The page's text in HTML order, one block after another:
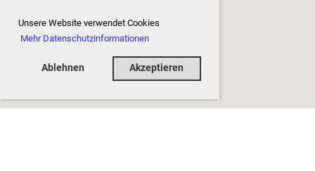
Unsere Website verwendet Cookies
Mehr Datenschutzinformationen
Ablehnen Akzeptieren